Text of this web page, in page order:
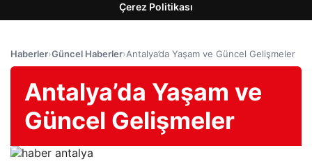
Çerez Politikası
Haberler›Güncel Haberler›Antalya’da Yaşam ve Güncel Gelişmeler
Antalya’da Yaşam ve
Güncel Gelişmeler